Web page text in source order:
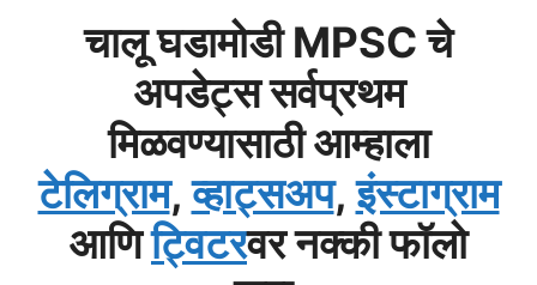
चालू घडामोडी MPSC चे
अपडेट्स सर्वप्रथम
मिळवण्यासाठी आम्हाला
टेलिग्राम,व्हाट्सअप,इंस्टाग्राम
आणिट्विटरवर नक्की फॉलो